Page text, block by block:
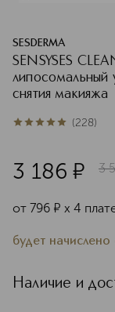
SESDERMA
SENSYSES
липосомальный
снятия макияжа
5из 5228 (228)
3 186 ¤ 3
от 796 ¤ х 4
будет начислено
Наличие и